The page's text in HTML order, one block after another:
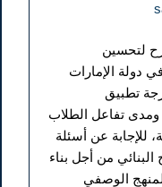
لتحسين
دولة الإمارات
تطبيق
ومدى تفاعل الطلاب
للإجابة عن أسئلة
من أجل بناء
الوصفي